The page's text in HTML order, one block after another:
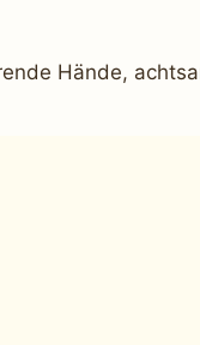
Hände,